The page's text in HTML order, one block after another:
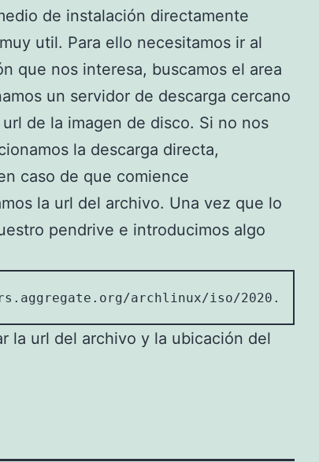
de instalación directamente
util. Para ello necesitamos ir al
que nos interesa, buscamos el area
un servidor de descarga cercano
de la imagen de disco. Si no nos
la descarga directa,
caso de que comience
la url del archivo. Una vez que lo
pendrive e introducimos algo
archlinux/iso/
la url del archivo y la ubicación del